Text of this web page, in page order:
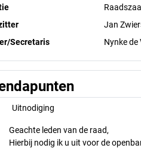
Raadszaal
Jan
Secretaris
Nynke de
Uitnodiging
Geachte leden van de raad,
Hierbij nodig ik u uit voor de